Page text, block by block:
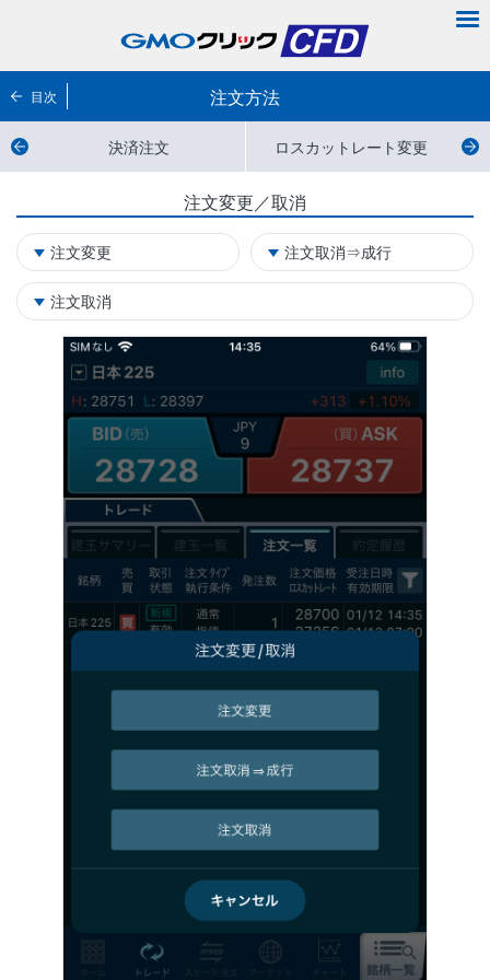
注文方法
目次
決済注文 ロスカットレート変更
注文変更／取消
注文変更 注文取消⇒成行
注文取消